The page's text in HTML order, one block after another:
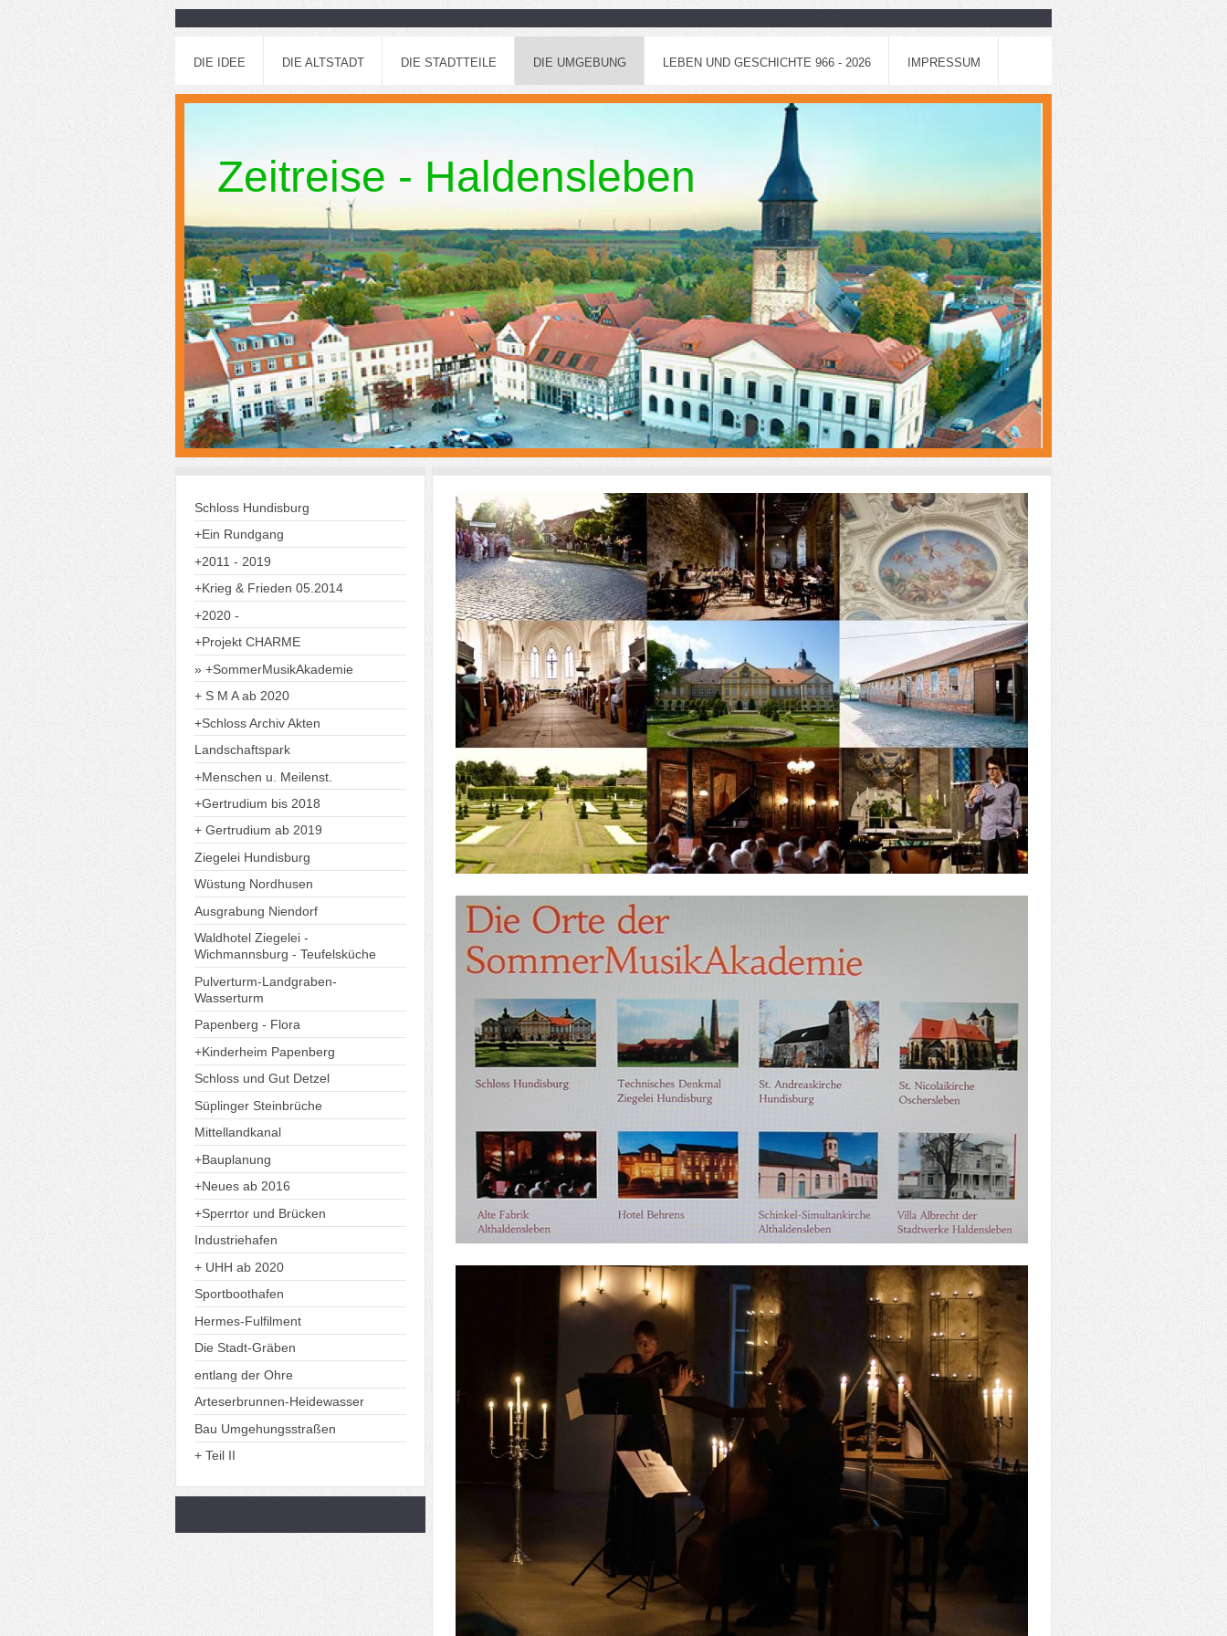
DIE IDEE DIE ALTSTADT DIE STADTTEILE DIE UMGEBUNG LEBEN UND GESCHICHTE 966 - 2026 IMPRESSUM
Zeitreise - Haldensleben
Schloss Hundisburg
+Ein Rundgang
+2011 - 2019
+Krieg & Frieden 05.2014
+2020 -
+Projekt CHARME
+SommerMusikAkademie
+ S M A ab 2020
+Schloss Archiv Akten
Landschaftspark
+Menschen u. Meilenst.
+Gertrudium bis 2018
+ Gertrudium ab 2019
Ziegelei Hundisburg
Wüstung Nordhusen
Ausgrabung Niendorf
Waldhotel Ziegelei -
Wichmannsburg - Teufelsküche
Pulverturm-Landgraben-
Wasserturm
Papenberg - Flora
+Kinderheim Papenberg
Schloss und Gut Detzel
Süplinger Steinbrüche
Mittellandkanal
+Bauplanung
+Neues ab 2016
+Sperrtor und Brücken
Industriehafen
+ UHH ab 2020
Sportboothafen
Hermes-Fulfilment
Die Stadt-Gräben
entlang der Ohre
Arteserbrunnen-Heidewasser
Bau Umgehungsstraßen
+ Teil II